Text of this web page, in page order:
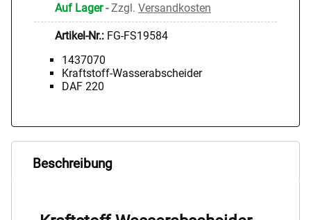
Auf Lager-Zzgl. Versandkosten
Artikel-Nr.: FG-FS19584
1437070
Kraftstoff-Wasserabscheider
DAF 220
Beschreibung